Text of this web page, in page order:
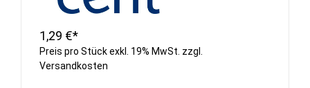
1,29 €*
Preis pro Stück exkl. 19% MwSt. zzgl.
Versandkosten